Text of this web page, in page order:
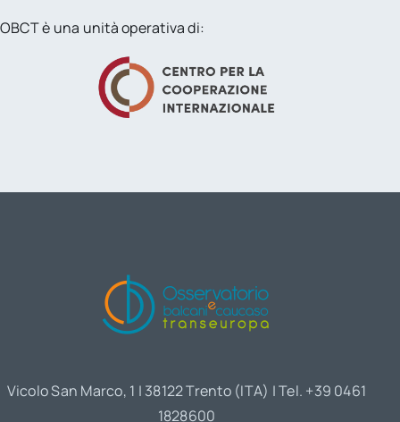
OBCT è una unità operativa di:
Vicolo San Marco, 1 | 38122 Trento (ITA) | Tel. +39 0461
1828600